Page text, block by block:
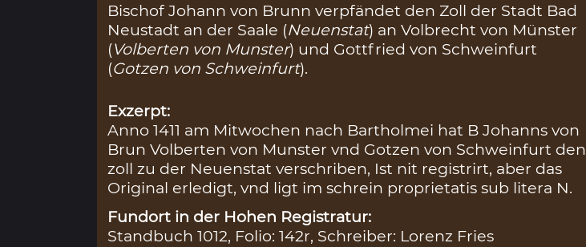
Bischof Johann von Brunn verpfändet den Zoll der Stadt Bad
Neustadt an der Saale (Neuenstat) an Volbrecht von Münster
(Volberten von Munster) und Gottfried von Schweinfurt
(Gotzen von Schweinfurt).
Exzerpt:
Anno 1411 am Mitwochen nach Bartholmei hat B Johanns von
Brun Volberten von Munster vnd Gotzen von Schweinfurt den
zoll zu der Neuenstat verschriben, Ist nit registrirt, aber das
Original erledigt, vnd ligt im schrein proprietatis sub litera N.
Fundort in der Hohen Registratur:
Standbuch 1012, Folio: 142r, Schreiber: Lorenz Fries